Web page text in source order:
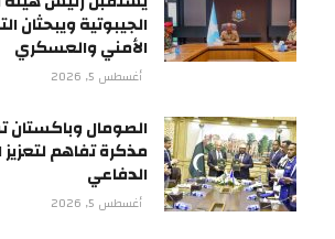
الجيبوتية ويبحثان
الأمني والعسكري
أغسطس 5, 2026
الصومال وباكستان
مذكرة تفاهم لتعزيز
الدفاعي
أغسطس 5, 2026